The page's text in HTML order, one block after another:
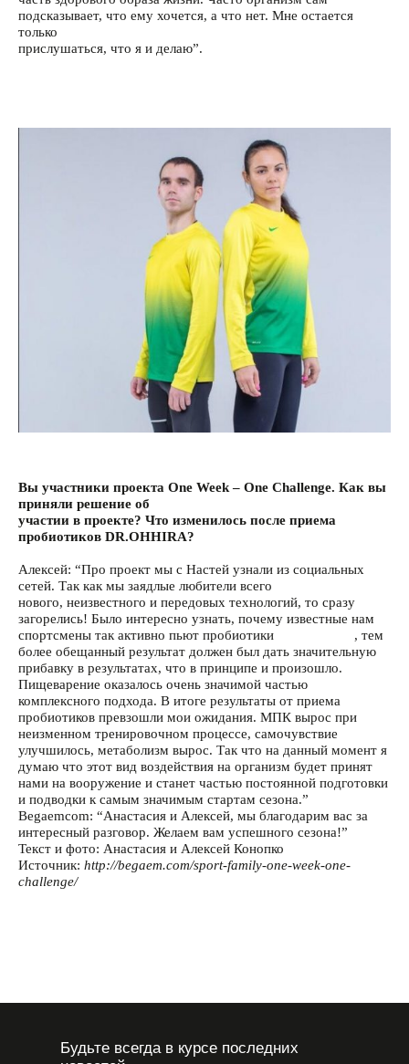
подсказывает, что ему хочется, а что нет. Мне остается
только
прислушаться, что я и делаю”.
Вы участники проекта One Week – One Challenge. Как вы
приняли решение об
участии в проекте? Что изменилось после приема
пробиотиков DR.OHHIRA?
Алексей: “Про проект мы с Настей узнали из социальных
сетей. Так как мы заядлые любители всего
нового, неизвестного и передовых технологий, то сразу
загорелись! Было интересно узнать, почему известные нам
спортсмены так активно пьют пробиотики
, тем
более обещанный результат должен был дать значительную
прибавку в результатах, что в принципе и произошло.
Пищеварение оказалось очень значимой частью
комплексного подхода. В итоге результаты от приема
пробиотиков превзошли мои ожидания. МПК вырос при
неизменном тренировочном процессе, самочувствие
улучшилось, метаболизм вырос. Так что на данный момент я
думаю что этот вид воздействия на организм будет принят
нами на вооружение и станет частью постоянной подготовки
и подводки к самым значимым стартам сезона.”
Begaemcom: “Анастасия и Алексей, мы благодарим вас за
интересный разговор. Желаем вам успешного сезона!”
Текст и фото: Анастасия и Алексей Конопко
Источник: http://begaem.com/sport-family-one-week-one-
challenge/
Будьте всегда в курсе последних